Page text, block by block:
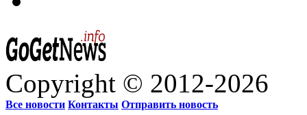
Copyright © 2012-2026
Все новости Контакты Отправить новость